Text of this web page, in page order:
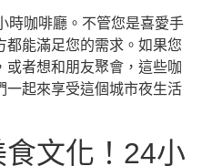
時咖啡廳。不管您是喜愛手
都能滿足您的需求。如果您
或者想和朋友聚會，這些咖
一起來享受這個城市夜生活
文化！24小